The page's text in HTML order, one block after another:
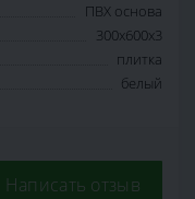
ПВХ основа
300х600х3
плитка
белый
Написать отзыв